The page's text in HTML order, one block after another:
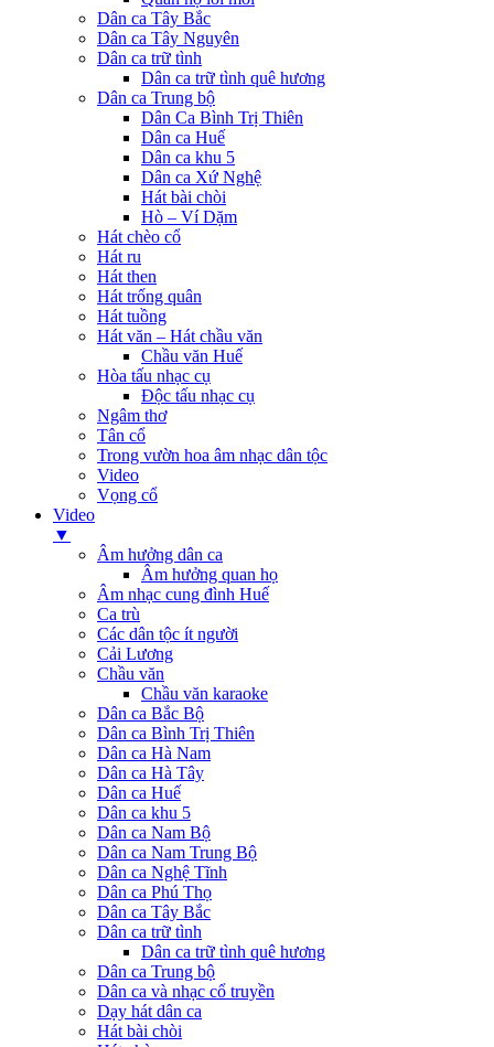
Dân ca Tây Bắc
Dân ca Tây Nguyên
Dân ca trữ tình
Dân ca trữ tình quê hương
Dân ca Trung bộ
Dân Ca Bình Trị Thiên
Dân ca Huế
Dân ca khu 5
Dân ca Xứ Nghệ
Hát bài chòi
Hò – Ví Dặm
Hát chèo cổ
Hát ru
Hát then
Hát trống quân
Hát tuồng
Hát văn – Hát chầu văn
Chầu văn Huế
Hòa tấu nhạc cụ
Độc tấu nhạc cụ
Ngâm thơ
Tân cổ
Trong vườn hoa âm nhạc dân tộc
Video
Vọng cổ
Video
▼
Âm hưởng dân ca
Âm hưởng quan họ
Âm nhạc cung đình Huế
Ca trù
Các dân tộc ít người
Cải Lương
Chầu văn
Chầu văn karaoke
Dân ca Bắc Bộ
Dân ca Bình Trị Thiên
Dân ca Hà Nam
Dân ca Hà Tây
Dân ca Huế
Dân ca khu 5
Dân ca Nam Bộ
Dân ca Nam Trung Bộ
Dân ca Nghệ Tĩnh
Dân ca Phú Thọ
Dân ca Tây Bắc
Dân ca trữ tình
Dân ca trữ tình quê hương
Dân ca Trung bộ
Dân ca và nhạc cổ truyền
Dạy hát dân ca
Hát bài chòi